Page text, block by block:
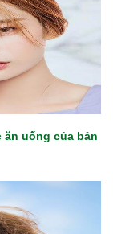
uống của bản